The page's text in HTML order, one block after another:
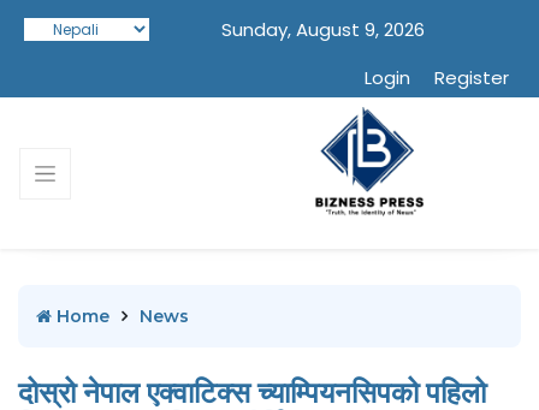
Sunday, August 9, 2026
Login
Register
Home News
दोस्रो नेपाल एक्वाटिक्स च्याम्पियनसिपको पहिलो